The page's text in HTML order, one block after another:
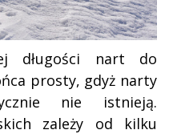
długości nart do
prosty, gdyż narty
nie istnieją.
zależy od kilku